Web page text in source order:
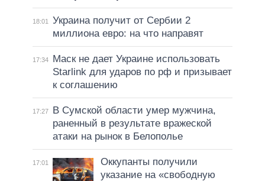
18:01
Украина получит от Сербии 2
миллиона евро: на что направят
17:34
Маск не дает Украине использовать
Starlink для ударов по рф и призывает
к соглашению
17:27
В Сумской области умер мужчина,
раненный в результате вражеской
атаки на рынок в Белополье
17:01
Оккупанты получили
указание на «свободную